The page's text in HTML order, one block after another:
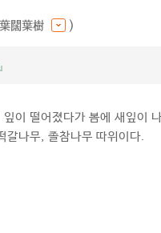
闊葉樹 )
이 떨어졌다가 봄에 새잎이
갈나무, 졸참나무 따위이다.